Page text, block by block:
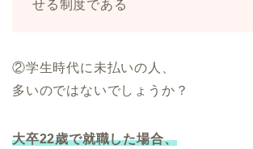
せる制度である
②学生時代に未払いの人、
多いのではないでしょうか？
大卒22歳で就職した場合、